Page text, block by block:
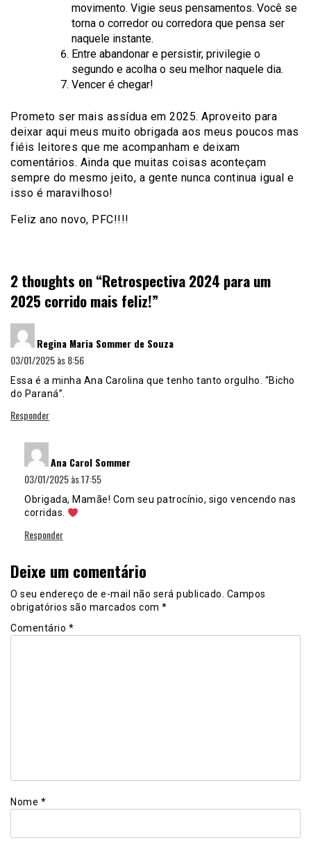
movimento. Vigie seus pensamentos. Você se
torna o corredor ou corredora que pensa ser
naquele instante.
Entre abandonar e persistir, privilegie o
segundo e acolha o seu melhor naquele dia.
Vencer é chegar!
Prometo ser mais assídua em 2025. Aproveito para
deixar aqui meus muito obrigada aos meus poucos mas
fiéis leitores que me acompanham e deixam
comentários. Ainda que muitas coisas aconteçam
sempre do mesmo jeito, a gente nunca continua igual e
isso é maravilhoso!
Feliz ano novo, PFC!!!!
2 thoughts on “Retrospectiva 2024 para um
2025 corrido mais feliz!”
Regina Maria Sommer de Souza
03/01/2025 às 8:56
Essa é a minha Ana Carolina que tenho tanto orgulho. “Bicho
do Paraná”.
Responder
Ana Carol Sommer
03/01/2025 às 17:55
Obrigada, Mamãe! Com seu patrocínio, sigo vencendo nas
corridas.
Responder
Deixe um comentário
O seu endereço de e-mail não será publicado. Campos
obrigatórios são marcados com *
Comentário *
Nome *